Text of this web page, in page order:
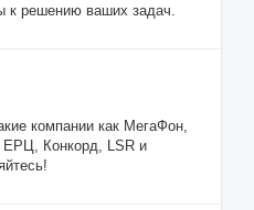
к решению ваших задач.
компании как МегаФон,
ЕРЦ, Конкорд, LSR и